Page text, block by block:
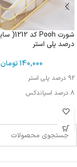
درصد پلی استر
140,000تومان
92 درصد پلی استر
8 درصد اسپاندکس